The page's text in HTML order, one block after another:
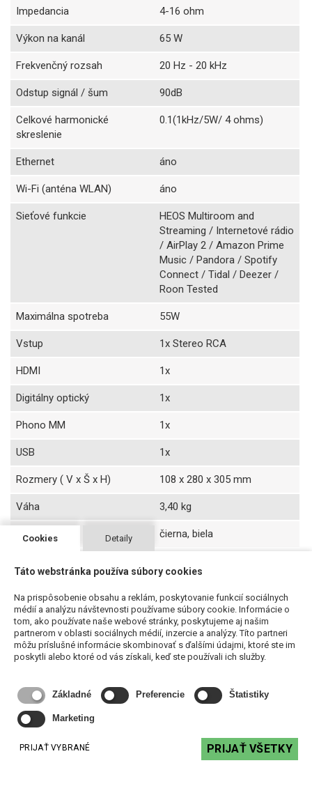
Impedancia 4-16 ohm
Výkon na kanál 65 W
Frekvenčný rozsah 20 Hz - 20 kHz
Odstup signál / šum 90dB
Celkové harmonické
skreslenie
0.1(1kHz/5W/ 4 ohms)
Ethernet áno
Wi-Fi (anténa WLAN) áno
Sieťové funkcie
HEOS Multiroom and
Streaming / Internetové rádio
/ AirPlay 2 / Amazon Prime
Music / Pandora / Spotify
Connect / Tidal / Deezer /
Roon Tested
Maximálna spotreba 55W
Vstup 1x Stereo RCA
HDMI 1x
Digitálny optický 1x
Phono MM 1x
USB 1x
Rozmery ( V x Š x H) 108 x 280 x 305 mm
Váha 3,40 kg
Farba čierna, biela
Súvisiace produkty
Cookies Detaily
Táto webstránka používa súbory cookies
Na prispôsobenie obsahu a reklám, poskytovanie funkcií sociálnych
médií a analýzu návštevnosti používame súbory cookie. Informácie o
tom, ako používate naše webové stránky, poskytujeme aj našim
partnerom v oblasti sociálnych médií, inzercie a analýzy. Títo partneri
môžu príslušné informácie skombinovať s ďalšími údajmi, ktoré ste im
poskytli alebo ktoré od vás získali, keď ste používali ich služby.
Základné Preferencie Štatistiky
Marketing
PRIJAŤ VYBRANÉ PRIJAŤ VŠETKY